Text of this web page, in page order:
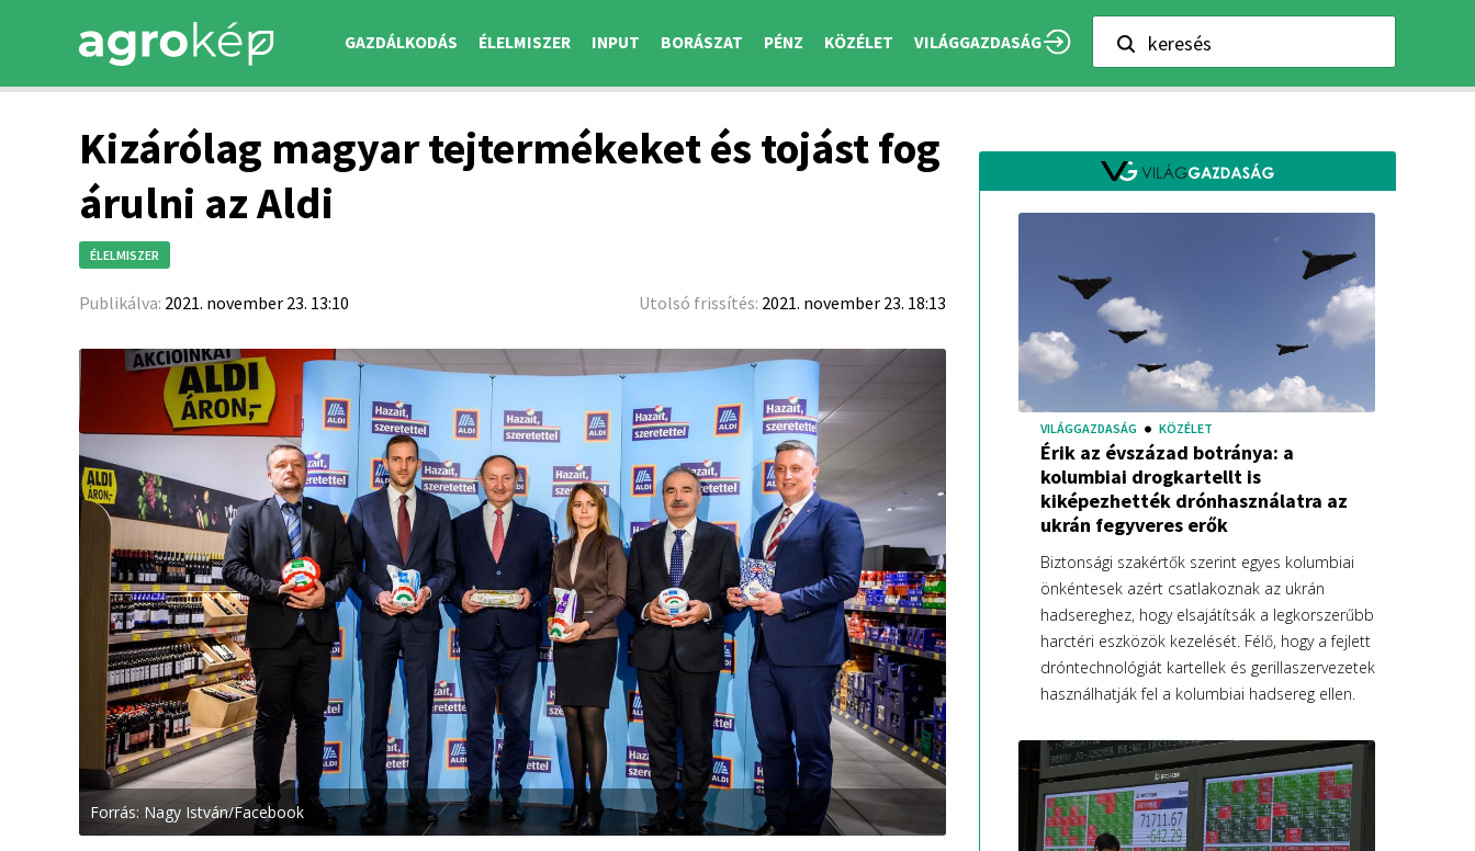
GAZDÁLKODÁS ÉLELMISZER INPUT BORÁSZAT PÉNZ KÖZÉLET VILÁGGAZDASÁG keresés
Kizárólag magyar tejtermékeket és tojást fog
árulni az Aldi
ÉLELMISZER
Publikálva: 2021. november 23. 13:10 Utolsó frissítés: 2021. november 23. 18:13
Forrás: Nagy István/Facebook
VILÁGGAZDASÁG KÖZÉLET
Érik az évszázad botránya: a
kolumbiai drogkartellt is
kiképezhették drónhasználatra az
ukrán fegyveres erők
Biztonsági szakértők szerint egyes kolumbiai
önkéntesek azért csatlakoznak az ukrán
hadsereghez, hogy elsajátítsák a legkorszerűbb
harctéri eszközök kezelését. Félő, hogy a fejlett
dróntechnológiát kartellek és gerillaszervezetek
használhatják fel a kolumbiai hadsereg ellen.